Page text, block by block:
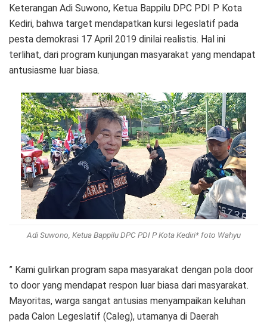
Keterangan Adi Suwono, Ketua Bappilu DPC PDI P Kota
Kediri, bahwa target mendapatkan kursi legeslatif pada
pesta demokrasi 17 April 2019 dinilai realistis. Hal ini
terlihat, dari program kunjungan masyarakat yang mendapat
antusiasme luar biasa.
Adi Suwono, Ketua Bappilu DPC PDI P Kota Kediri* foto Wahyu
” Kami gulirkan program sapa masyarakat dengan pola door
to door yang mendapat respon luar biasa dari masyarakat.
Mayoritas, warga sangat antusias menyampaikan keluhan
pada Calon Legeslatif (Caleg), utamanya di Daerah